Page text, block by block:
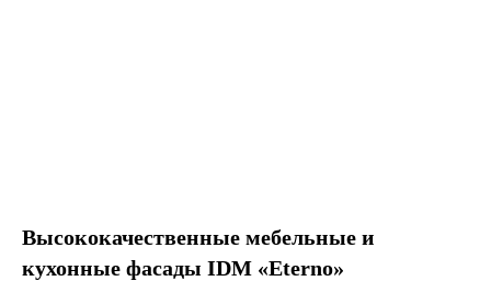
Высококачественные мебельные и
кухонные фасады IDM «Eterno»